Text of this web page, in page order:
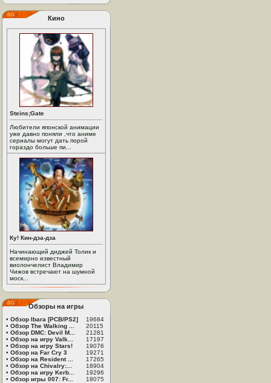
Кино
Steins;Gate
Любители японской анимации
уже давно поняли ,что аниме
сериалы могут дать порой
гораздо больше пи...
Ку! Кин-дза-дза
Начинающий диджей Толик и
всемирно известный
виолончелист Владимир
Чижов встречают на шумной
моск...
Обзоры на игры
• Обзор Ibara [PCB/PS2]
19684
• Обзор The Walking ...
20115
• Обзор DMC: Devil M...
21281
• Обзор на игру Valk...
17197
• Обзор на игру Stars!
19076
• Обзор на Far Cry 3
19271
• Обзор на Resident ...
17265
• Обзор на Chivalry:...
18904
• Обзор на игру Kerb...
19296
• Обзор игры 007: Fr... 18075